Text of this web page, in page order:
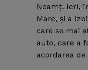
Neamţ. Ieri,
Mare, şi a
care se mai
auto, care a
acordarea